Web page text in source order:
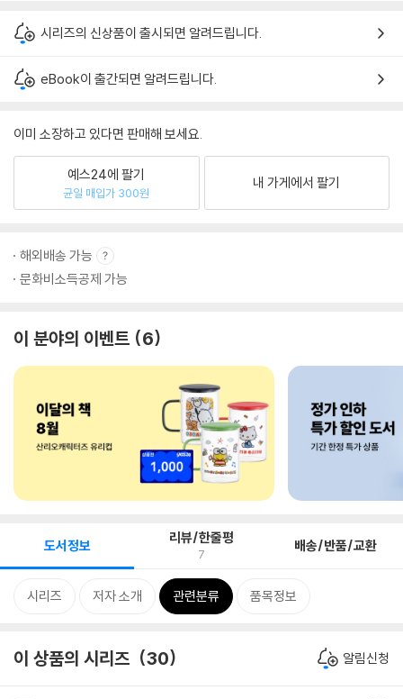
시리즈의 신상품이 출시되면 알려드립니다.
eBook이 출간되면 알려드립니다.
이미 소장하고 있다면 판매해 보세요.
예스24에 팔기
균일 매입가 300원
내 가게에서 팔기
해외배송 가능
문화비소득공제 가능
이 분야의 이벤트 6
도서정보 리뷰/한줄평
7 배송/반품/교환
시리즈 저자 소개 관련분류 품목정보
이 상품의 시리즈 30 알림신청